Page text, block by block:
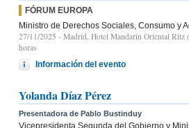
FÓRUM EUROPA
Ministro de Derechos Sociales, Consumo y
27/11/2025 - Madrid, Hotel Mandarin Oriental Ritz
horas
Información del evento
Yolanda Díaz Pérez
Presentadora de Pablo Bustinduy
Vicepresidenta Segunda del Gobierno y